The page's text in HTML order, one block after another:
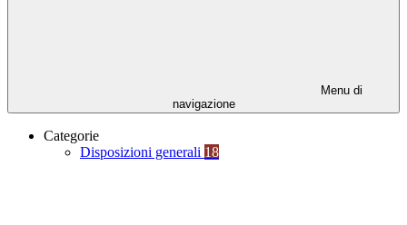
Menu di
navigazione
Categorie
Disposizioni generali 18